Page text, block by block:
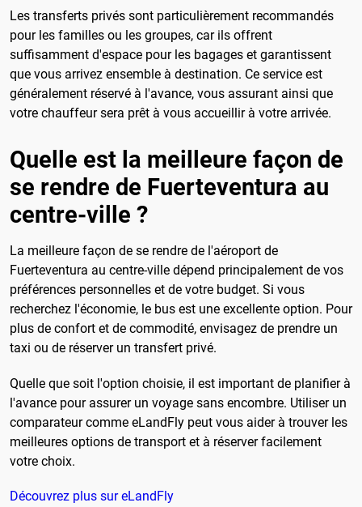
Les transferts privés sont particulièrement recommandés
pour les familles ou les groupes, car ils offrent
suffisamment d'espace pour les bagages et garantissent
que vous arrivez ensemble à destination. Ce service est
généralement réservé à l'avance, vous assurant ainsi que
votre chauffeur sera prêt à vous accueillir à votre arrivée.
Quelle est la meilleure façon de
se rendre de Fuerteventura au
centre-ville ?
La meilleure façon de se rendre de l'aéroport de
Fuerteventura au centre-ville dépend principalement de vos
préférences personnelles et de votre budget. Si vous
recherchez l'économie, le bus est une excellente option. Pour
plus de confort et de commodité, envisagez de prendre un
taxi ou de réserver un transfert privé.
Quelle que soit l'option choisie, il est important de planifier à
l'avance pour assurer un voyage sans encombre. Utiliser un
comparateur comme eLandFly peut vous aider à trouver les
meilleures options de transport et à réserver facilement
votre choix.
Découvrez plus sur eLandFly